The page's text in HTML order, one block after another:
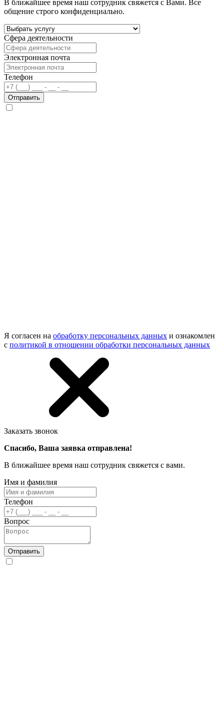
В ближайшее время наш сотрудник свяжется с Вами. Все
общение строго конфиденциально.
Сфера деятельности
Электронная почта
Телефон
Отправить
Я согласен на обработку персональных данных и ознакомлен
с политикой в отношении обработки персональных данных
Заказать звонок
Спасибо, Ваша заявка отправлена!
В ближайшее время наш сотрудник свяжется с вами.
Имя и фамилия
Телефон
Вопрос
Отправить